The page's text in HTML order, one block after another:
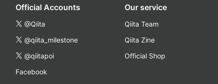
Official Accounts
@Qiita
@qiita_milestone
@qiitapoi
Facebook
Our service
Qiita Team
Qiita Zine
Official Shop